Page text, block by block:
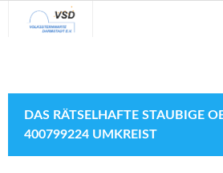
Veranstaltungen
Verein
DAS RÄTSELHAFTE STAUBIGE
400799224 UMKREIST